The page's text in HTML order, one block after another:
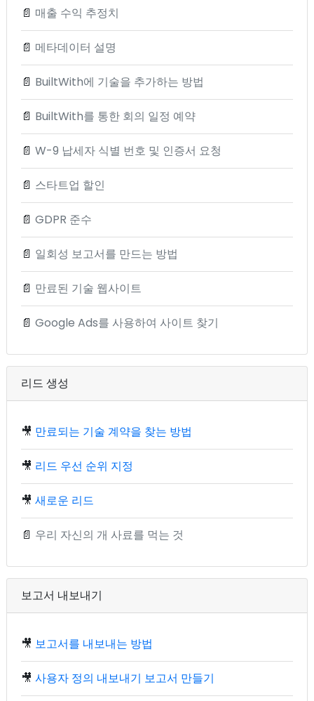
📄 매출 수익 추정치
📄 메타데이터 설명
📄 BuiltWith에 기술을 추가하는 방법
📄 BuiltWith를 통한 회의 일정 예약
📄 W-9 납세자 식별 번호 및 인증서 요청
📄 스타트업 할인
📄 GDPR 준수
📄 일회성 보고서를 만드는 방법
📄 만료된 기술 웹사이트
📄 Google Ads를 사용하여 사이트 찾기
리드 생성
🎥 만료되는 기술 계약을 찾는 방법
🎥 리드 우선 순위 지정
🎥 새로운 리드
📄 우리 자신의 개 사료를 먹는 것
보고서 내보내기
🎥 보고서를 내보내는 방법
🎥 사용자 정의 내보내기 보고서 만들기